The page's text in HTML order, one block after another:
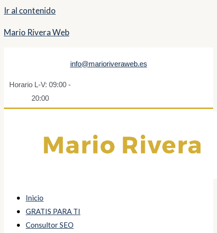
Ir al contenido
Mario Rivera Web
info@marioriveraweb.es
Horario L-V: 09:00 -
20:00
Inicio
GRATIS PARA TI
Consultor SEO